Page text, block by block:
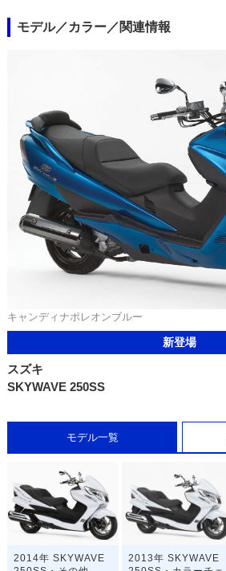
モデル／カラー／関連情報
キャンディナポレオンブルー
新登場
スズキ
SKYWAVE 250SS
モデル一覧
2014年 SKYWAVE
2013年 SKYWAVE